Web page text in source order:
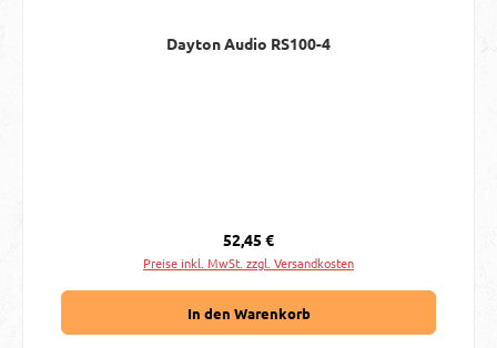
Dayton Audio RS100-4
Regulärer Preis:
52,45 €
Preise inkl. MwSt. zzgl. Versandkosten
In den Warenkorb